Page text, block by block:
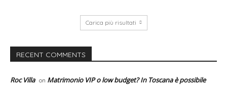
Carica più risultati
RECENT COMMENTS
Roc Villa on Matrimonio VIP o low budget? In Toscana è possibile